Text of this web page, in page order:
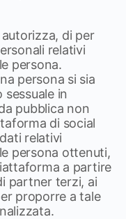
di per
relativi
persona.
persona si sia
in
pubblica non
di social
relativi
persona ottenuti,
a partire
partner terzi, ai
proporre a tale